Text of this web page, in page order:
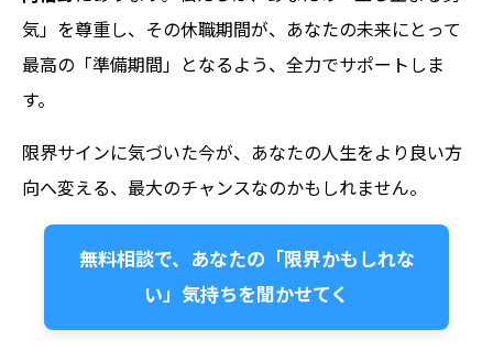
気」を尊重し、その休職期間が、あなたの未来にとって
最高の「準備期間」となるよう、全力でサポートしま
す。
限界サインに気づいた今が、あなたの人生をより良い方
向へ変える、最大のチャンスなのかもしれません。
無料相談で、あなたの「限界かもしれな
い」気持ちを聞かせてく